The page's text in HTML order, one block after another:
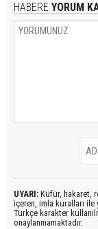
HABERE YORUM
UYARI: Küfür, hakaret,
içeren, imla kuralları ile
Türkçe karakter
onaylanmamaktadır.